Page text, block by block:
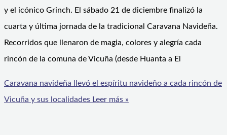
y el icónico Grinch. El sábado 21 de diciembre finalizó la
cuarta y última jornada de la tradicional Caravana Navideña.
Recorridos que llenaron de magia, colores y alegría cada
rincón de la comuna de Vicuña (desde Huanta a El
Caravana navideña llevó el espíritu navideño a cada rincón de
Vicuña y sus localidades Leer más »